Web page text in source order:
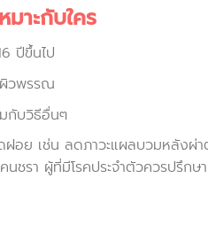
าะกับใคร
ปีขึ้นไป
วพรรณ
กับวิธีอื่นๆ
ฝอย เช่น ลดภาวะแผลบวมหลังผ่
ชรา ผู้ที่มีโรคประจำตัวควรปรึก